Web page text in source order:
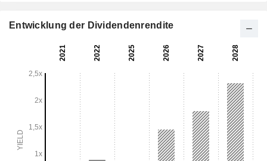
Entwicklung der Dividendenrendite